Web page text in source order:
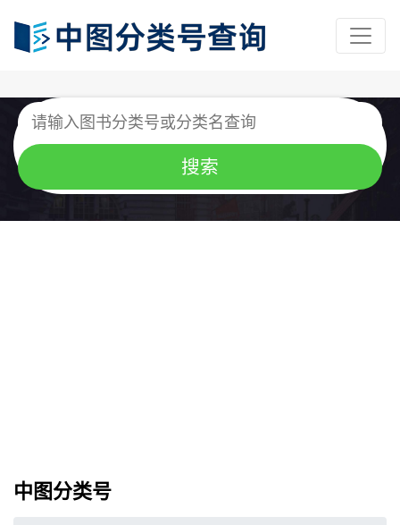
中图分类号